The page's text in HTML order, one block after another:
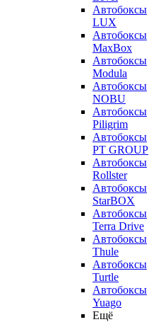
Автобоксы
LUX
Автобоксы
MaxBox
Автобоксы
Modula
Автобоксы
NOBU
Автобоксы
Piligrim
Автобоксы
PT GROUP
Автобоксы
Rollster
Автобоксы
StarBOX
Автобоксы
Terra Drive
Автобоксы
Thule
Автобоксы
Turtle
Автобоксы
Yuago
Ещё